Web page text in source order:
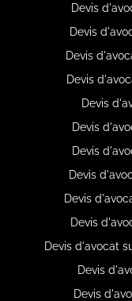
Devis
Devis
Devis
Devis
Devis
Devis
Devis
Devis
Devis
Devis
Devis d'avocat
Devis
Devis